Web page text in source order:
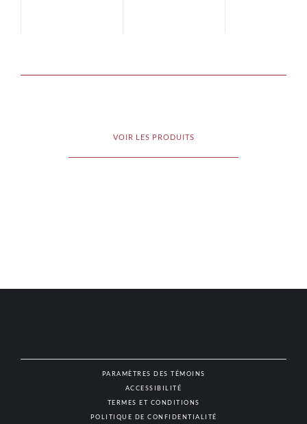
VOIR LES PRODUITS
PARAMÈTRES DES TÉMOINS
ACCESSIBILITÉ
TERMES ET CONDITIONS
POLITIQUE DE CONFIDENTIALITÉ